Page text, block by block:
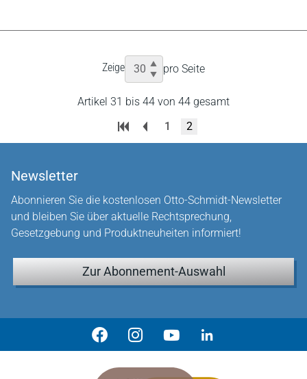
Zeige pro Seite
Artikel 31 bis 44 von 44 gesamt
1
2
Newsletter
Abonnieren Sie die kostenlosen Otto-Schmidt-Newsletter
und bleiben Sie über aktuelle Rechtsprechung,
Gesetzgebung und Produktneuheiten informiert!
Zur Abonnement-Auswahl